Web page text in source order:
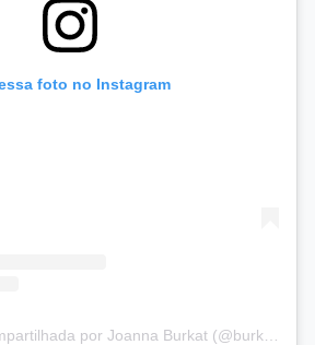
foto no Instagram